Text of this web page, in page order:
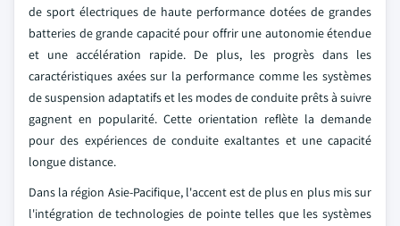
de sport électriques de haute performance dotées de grandes
batteries de grande capacité pour offrir une autonomie étendue
et une accélération rapide. De plus, les progrès dans les
caractéristiques axées sur la performance comme les systèmes
de suspension adaptatifs et les modes de conduite prêts à suivre
gagnent en popularité. Cette orientation reflète la demande
pour des expériences de conduite exaltantes et une capacité
longue distance.
Dans la région Asie-Pacifique, l'accent est de plus en plus mis sur
l'intégration de technologies de pointe telles que les systèmes